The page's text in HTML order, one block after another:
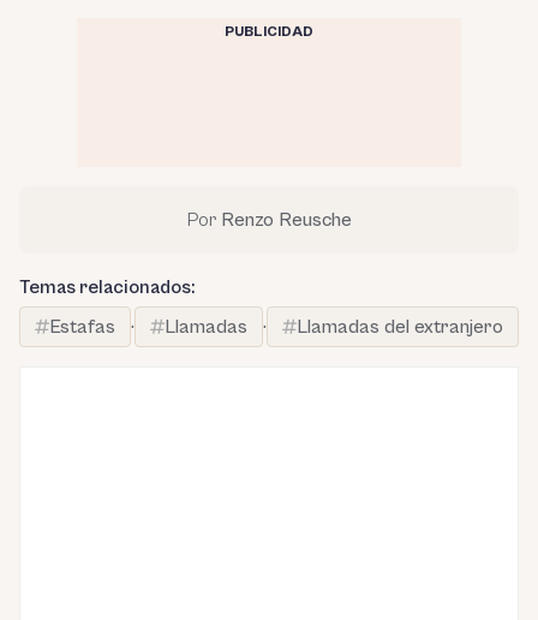
PUBLICIDAD
Por Renzo Reusche
Temas relacionados:
Estafas
· Llamadas · Llamadas del extranjero